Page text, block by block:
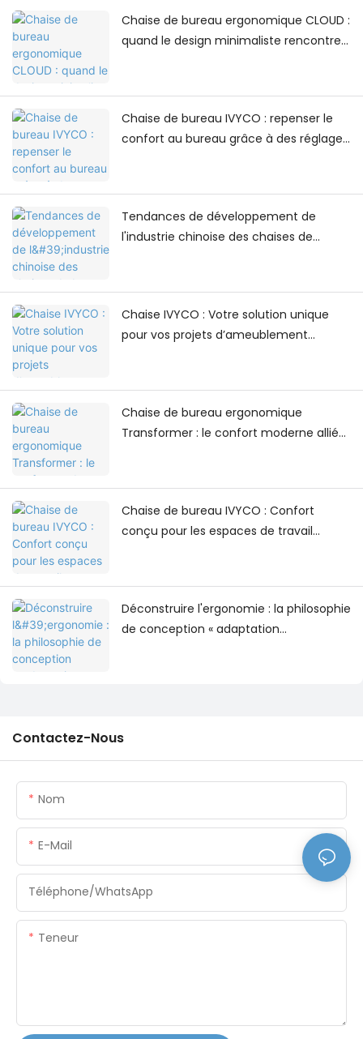
Chaise de bureau ergonomique CLOUD :
quand le design minimaliste rencontre
Chaise de bureau IVYCO : repenser le
confort au bureau grâce à des réglages
Tendances de développement de
l'industrie chinoise des chaises de
Chaise IVYCO : Votre solution unique
pour vos projets d’ameublement
Chaise de bureau ergonomique
Transformer : le confort moderne allié
Chaise de bureau IVYCO : Confort
conçu pour les espaces de travail
Déconstruire l'ergonomie : la philosophie
de conception « adaptation
Contactez-Nous
Nom
E-Mail
Téléphone/WhatsApp
Teneur